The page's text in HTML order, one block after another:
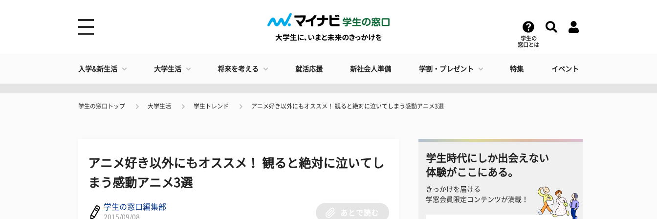
学生の
窓口とは
入学&新生活 大学生活 将来を考える 就活応援 新社会人準備 学割・プレゼント 特集 イベント
学生の窓口トップ 大学生活 学生トレンド アニメ好き以外にもオススメ！ 観ると絶対に泣いてしまう感動アニメ3選
アニメ好き以外にもオススメ！ 観ると絶対に泣いてし
まう感動アニメ3選
学生の窓口編集部
2015/09/08
あとで読む
学生時代にしか出会えない
体験がここにある。
きっかけを届ける
学窓会員限定コンテンツが満載！